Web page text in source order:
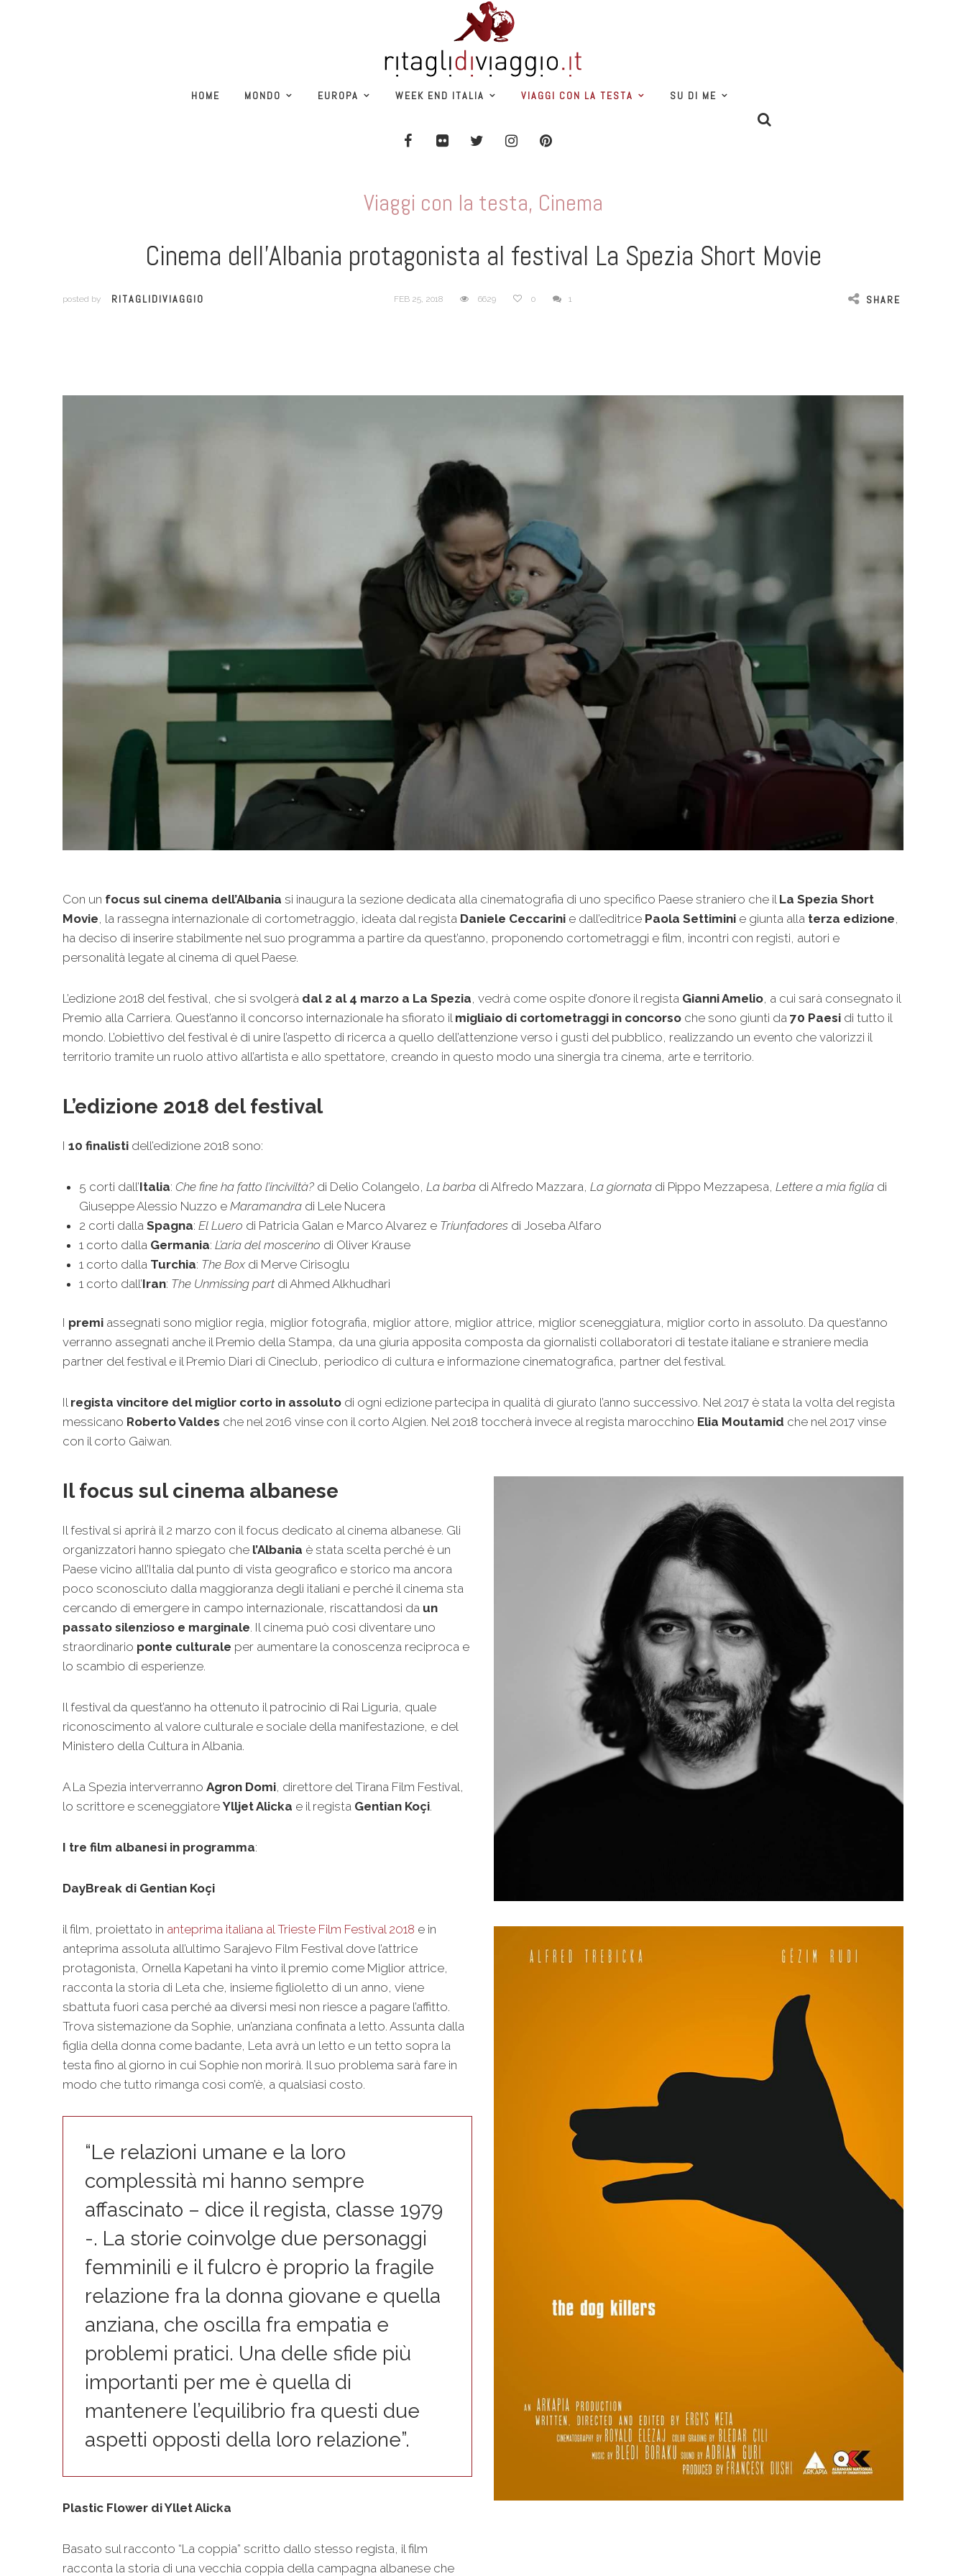
HOME MONDO EUROPA WEEK END ITALIA VIAGGI CON LA TESTA SU DI ME
Viaggi con la testa, Cinema
Cinema dell’Albania protagonista al festival La Spezia Short Movie
posted by RITAGLIDIVIAGGIO FEB 25, 2018 6629 0 1 SHARE
Con un focus sul cinema dell’Albania si inaugura la sezione dedicata alla cinematografia di uno specifico Paese straniero che il La Spezia Short
Movie, la rassegna internazionale di cortometraggio, ideata dal regista Daniele Ceccarini e dall’editrice Paola Settimini e giunta alla terza edizione,
ha deciso di inserire stabilmente nel suo programma a partire da quest’anno, proponendo cortometraggi e film, incontri con registi, autori e
personalità legate al cinema di quel Paese.
L’edizione 2018 del festival, che si svolgerà dal 2 al 4 marzo a La Spezia, vedrà come ospite d’onore il regista Gianni Amelio, a cui sarà consegnato il
Premio alla Carriera. Quest’anno il concorso internazionale ha sfiorato il migliaio di cortometraggi in concorso che sono giunti da 70 Paesi di tutto il
mondo. L’obiettivo del festival è di unire l’aspetto di ricerca a quello dell’attenzione verso i gusti del pubblico, realizzando un evento che valorizzi il
territorio tramite un ruolo attivo all’artista e allo spettatore, creando in questo modo una sinergia tra cinema, arte e territorio.
L’edizione 2018 del festival
I 10 finalisti dell’edizione 2018 sono:
5 corti dall’Italia: Che fine ha fatto l’inciviltà?di Delio Colangelo, La barbadi Alfredo Mazzara, La giornatadi Pippo Mezzapesa, Lettere a mia figliadi
Giuseppe Alessio Nuzzo e Maramandradi Lele Nucera
2 corti dalla Spagna: El Luero di Patricia Galan e Marco Alvarez e Triunfadoresdi Joseba Alfaro
1 corto dalla Germania: L’aria del moscerino di Oliver Krause
1 corto dalla Turchia: The Boxdi Merve Cirisoglu
1 corto dall’Iran: The Unmissing partdi Ahmed Alkhudhari
I premi assegnati sono miglior regia, miglior fotografia, miglior attore, miglior attrice, miglior sceneggiatura, miglior corto in assoluto. Da quest’anno
verranno assegnati anche il Premio della Stampa, da una giuria apposita composta da giornalisti collaboratori di testate italiane e straniere media
partner del festival e il Premio Diari di Cineclub, periodico di cultura e informazione cinematografica, partner del festival.
Il regista vincitore del miglior corto in assoluto di ogni edizione partecipa in qualità di giurato l’anno successivo. Nel 2017 è stata la volta del regista
messicano Roberto Valdes che nel 2016 vinse con il corto Algien. Nel 2018 toccherà invece al regista marocchino Elia Moutamid che nel 2017 vinse
con il corto Gaiwan.
Il focus sul cinema albanese
Il festival si aprirà il 2 marzo con il focus dedicato al cinema albanese. Gli
organizzatori hanno spiegato che l’Albania è stata scelta perché è un
Paese vicino all’Italia dal punto di vista geografico e storico ma ancora
poco sconosciuto dalla maggioranza degli italiani e perché il cinema sta
cercando di emergere in campo internazionale, riscattandosi da un
passato silenzioso e marginale. Il cinema può così diventare uno
straordinario ponte culturale per aumentare la conoscenza reciproca e
lo scambio di esperienze.
Il festival da quest’anno ha ottenuto il patrocinio di Rai Liguria, quale
riconoscimento al valore culturale e sociale della manifestazione, e del
Ministero della Cultura in Albania.
A La Spezia interverranno Agron Domi, direttore del Tirana Film Festival,
lo scrittore e sceneggiatoreYlljet Alicka e il regista Gentian Koçi.
I tre film albanesi in programma:
DayBreak di Gentian Koçi
il film, proiettato in anteprima italiana al Trieste Film Festival 2018 e in
anteprima assoluta all’ultimo Sarajevo Film Festival dove l’attrice
protagonista, Ornella Kapetani ha vinto il premio come Miglior attrice,
racconta la storia di Leta che, insieme figlioletto di un anno, viene
sbattuta fuori casa perché aa diversi mesi non riesce a pagare l’affitto.
Trova sistemazione da Sophie, un’anziana confinata a letto. Assunta dalla
figlia della donna come badante, Leta avrà un letto e un tetto sopra la
testa fino al giorno in cui Sophie non morirà. Il suo problema sarà fare in
modo che tutto rimanga così com’è, a qualsiasi costo.
“Le relazioni umane e la loro
complessità mi hanno sempre
affascinato – dice il regista, classe 1979
-. La storie coinvolge due personaggi
femminili e il fulcro è proprio la fragile
relazione fra la donna giovane e quella
anziana, che oscilla fra empatia e
problemi pratici. Una delle sfide più
importanti per me è quella di
mantenere l’equilibrio fra questi due
aspetti opposti della loro relazione”.
Plastic Flower di Yllet Alicka
Basato sul racconto “La coppia” scritto dallo stesso regista, il film
racconta la storia di una vecchia coppia della campagna albanese che